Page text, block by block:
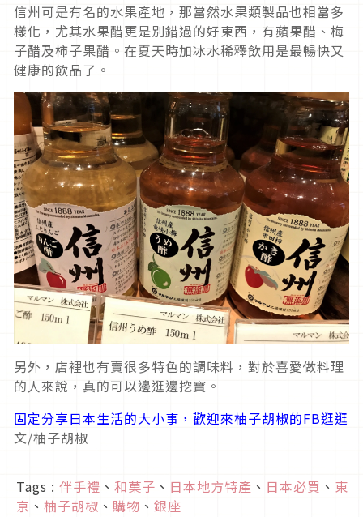
信州可是有名的水果產地，那當然水果類製品也相當多
樣化，尤其水果醋更是別錯過的好東西，有蘋果醋、梅
子醋及柿子果醋。在夏天時加冰水稀釋飲用是最暢快又
健康的飲品了。
另外，店裡也有賣很多特色的調味料，對於喜愛做料理
的人來說，真的可以邊逛邊挖寶。
固定分享日本生活的大小事，歡迎來柚子胡椒的FB逛逛
文/柚子胡椒
Tags : 伴手禮 、 和菓子 、 日本地方特產 、 日本必買 、 東
京 、 柚子胡椒 、 購物 、 銀座